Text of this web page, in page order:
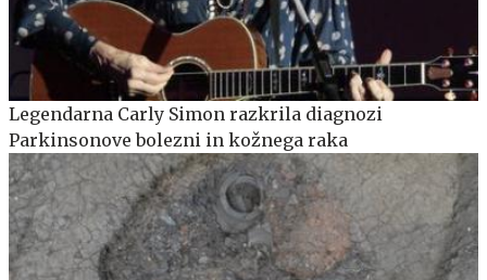
Legendarna Carly Simon razkrila diagnozi
Parkinsonove bolezni in kožnega raka